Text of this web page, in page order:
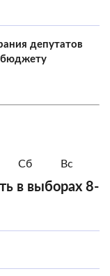
депутатов
бюджету
Сб Вс
в выборах 8-